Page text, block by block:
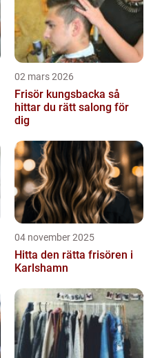
02 mars 2026
Frisör kungsbacka så
hittar du rätt salong för
dig
04 november 2025
Hitta den rätta frisören i
Karlshamn